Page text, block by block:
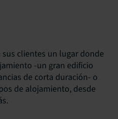
clientes un lugar donde
-un gran edificio
de corta duración- o
de alojamiento, desde